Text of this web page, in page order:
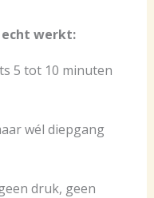
echt werkt:
5 tot 10 minuten
wél diepgang
druk, geen